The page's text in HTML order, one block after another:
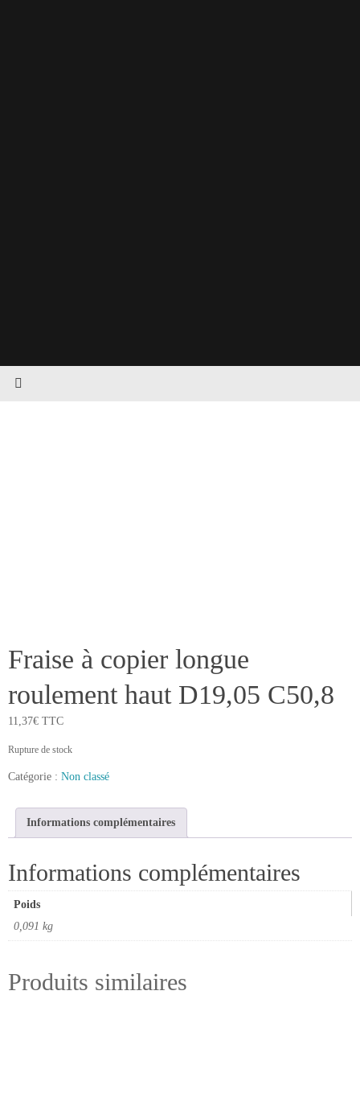
Fraise à copier longue
roulement haut D19,05 C50,8
11,37€ TTC
Rupture de stock
Catégorie : Non classé
Informations complémentaires
Informations complémentaires
Poids
0,091 kg
Produits similaires